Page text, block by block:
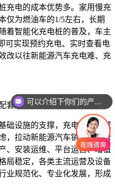
充电的成本优势多。家用慢充
仅为燃油车的1/5左右，长期
着智能化充电桩的普及，车主
可实现预约充电、实时查看电
改以往新能源汽车充电难、充
套生态
础设施的支撑，充电桩的全域
，拉动新能源汽车销量持续增
、安装运维、平台运营、增值
局稳定，各类主流运营及设备
业规范化、专业化发展，形成
可以介绍下你们的产品么